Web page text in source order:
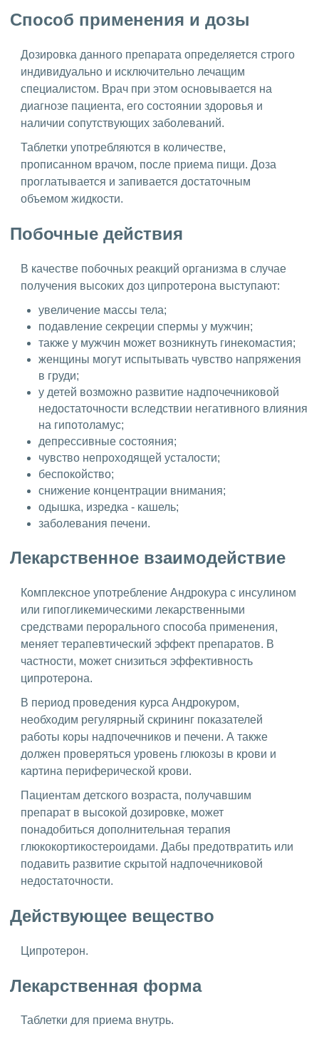
Способ применения и дозы
Дозировка данного препарата определяется строго
индивидуально и исключительно лечащим
специалистом. Врач при этом основывается на
диагнозе пациента, его состоянии здоровья и
наличии сопутствующих заболеваний.
Таблетки употребляются в количестве,
прописанном врачом, после приема пищи. Доза
проглатывается и запивается достаточным
объемом жидкости.
Побочные действия
В качестве побочных реакций организма в случае
получения высоких доз ципротерона выступают:
увеличение массы тела;
подавление секреции спермы у мужчин;
также у мужчин может возникнуть гинекомастия;
женщины могут испытывать чувство напряжения
в груди;
у детей возможно развитие надпочечниковой
недостаточности вследствии негативного влияния
на гипотоламус;
депрессивные состояния;
чувство непроходящей усталости;
беспокойство;
снижение концентрации внимания;
одышка, изредка - кашель;
заболевания печени.
Лекарственное взаимодействие
Комплексное употребление Андрокура с инсулином
или гипогликемическими лекарственными
средствами перорального способа применения,
меняет терапевтический эффект препаратов. В
частности, может снизиться эффективность
ципротерона.
В период проведения курса Андрокуром,
необходим регулярный скрининг показателей
работы коры надпочечников и печени. А также
должен проверяться уровень глюкозы в крови и
картина периферической крови.
Пациентам детского возраста, получавшим
препарат в высокой дозировке, может
понадобиться дополнительная терапия
глюкокортикостероидами. Дабы предотвратить или
подавить развитие скрытой надпочечниковой
недостаточности.
Действующее вещество
Ципротерон.
Лекарственная форма
Таблетки для приема внутрь.